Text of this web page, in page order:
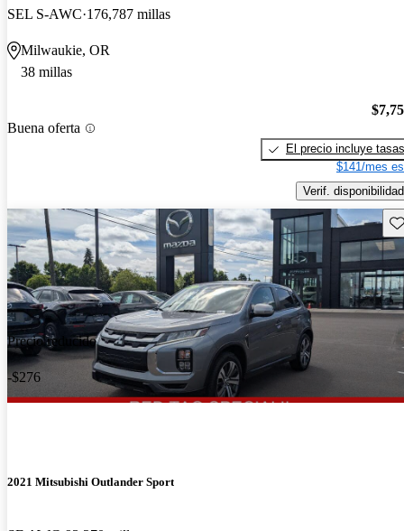
SEL S-AWC 176,787 millas
Milwaukie, OR
38 millas
Buena oferta
El precio incluye tasas
$141/mes
Verif. disponibilidad
Precio reducido
-$276
2021 Mitsubishi Outlander Sport